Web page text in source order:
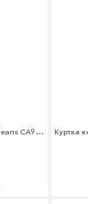
Кеды Calvin Klein Jeans Calvin Klein Jeans CA939AWAPQB1